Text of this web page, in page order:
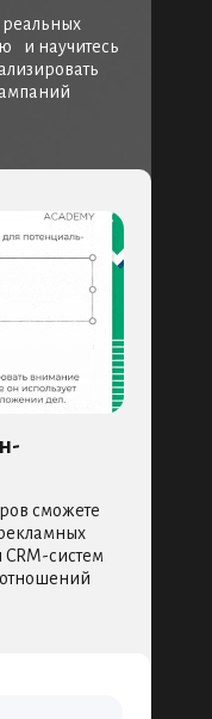
и научитесь
сможете
систем